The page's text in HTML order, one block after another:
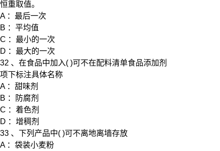
恒重取值。
A ：最后一次
B ：平均值
C ：最小的一次
D ：最大的一次
32 、在食品中加入( )可不在配料清单食品添加剂
项下标注具体名称
A ：甜味剂
B ：防腐剂
C ：着色剂
D ：增稠剂
33 、下列产品中( )可不离地离墙存放
A ：袋装小麦粉